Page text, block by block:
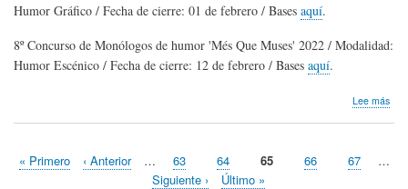
Humor Gráfico / Fecha de cierre: 01 de febrero / Bases aquí.
8º Concurso de Monólogos de humor 'Més Que Muses' 2022 / Modalidad:
Humor Escénico / Fecha de cierre: 12 de febrero / Bases aquí.
Lee más
Paginación
Primera
« Primero
Página
‹ Anterior … Page
63 Page
64
Página
actual
65 Page
66 Page
67
…
Siguiente
Siguiente ›
Última
Último »